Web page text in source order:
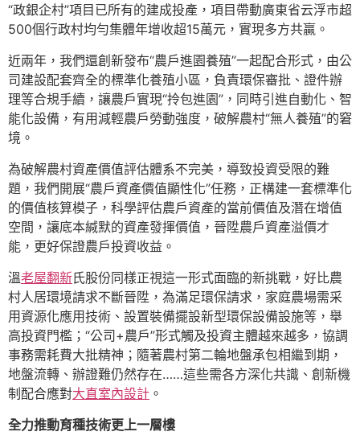
“政銀企村”項目已所有的建成投產，項目帶動廣東省云浮市超
500個行政村均勻集體年增收超15萬元，實現多方共贏。
近兩年，我們還創新發布“農戶進園養殖”一起配合形式，由公
司建設配套齊全的標準化養殖小區，負責環保審批、證件辦
理等合規手續，讓農戶實現“拎包進園”，同時引進自動化、智
能化設備，有用減輕農戶勞動強度，破解農村“無人養殖”的窘
境。
為破解農村資產價值評估體系不完美，導致投資受限的難
題，我們開展“農戶資產價值顯性化”任務，正構建一套標準化
的價值核算模子，科學評估農戶資產的當前價值及潛在增值
空間，讓底本緘默的資產發揮價值，晉陞農戶資產溢價才
能，更好保證農戶投資收益。
溫老屋翻新氏股份同樣正視這一形式面臨的新挑戰，好比農
村人居環境請求不斷晉陞，為滿足環保請求，家庭農場需采
用資源化應用技術、設置裝備擺設新型環保設備設施等，舉
高投資門檻；“公司+農戶”形式觸及投資主體越來越多，協調
事務需耗費大批精神；隨著農村第二輪地盤承包相繼到期，
地盤流轉、辦證難仍然存在……這些需各方深化共識、創新機
制配合應對大直室內設計 。
全力推動育種技術更上一層樓